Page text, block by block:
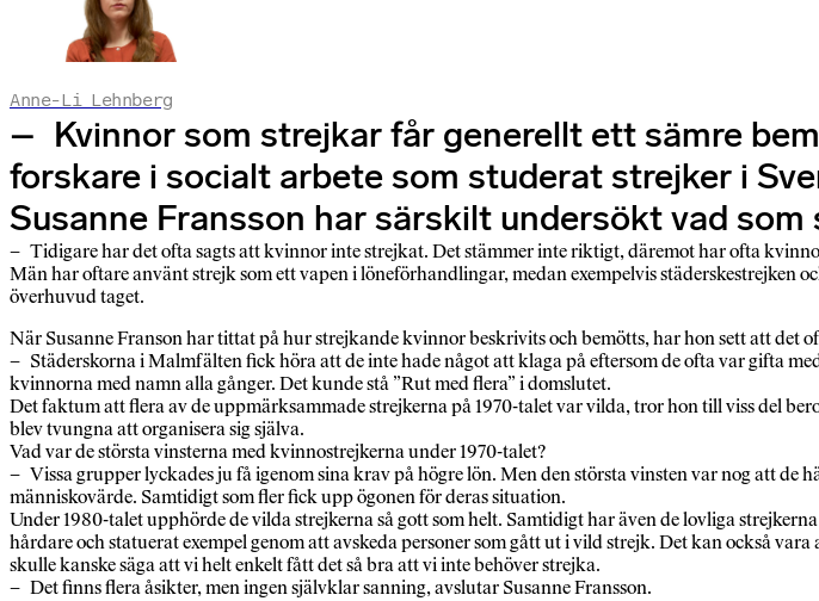
Anne-Li Lehnberg
– Kvinnor som strejkar får generellt ett sämre
forskare i socialt arbete som studerat strejker i
Susanne Fransson har särskilt undersökt vad
– Tidigare har det ofta sagts att kvinnor inte strejkat. Det stämmer inte riktigt, däremot har ofta
Män har oftare använt strejk som ett vapen i löneförhandlingar, medan exempelvis
överhuvud taget.
När Susanne Franson har tittat på hur strejkande kvinnor beskrivits och bemötts, har hon sett att det
– Städerskorna i Malmfälten fick höra att de inte hade något att klaga på eftersom de ofta var gifta
kvinnorna med namn alla gånger. Det kunde stå ”Rut med flera” i domslutet.
Det faktum att flera av de uppmärksammade strejkerna på 1970-talet var vilda, tror hon till viss del
blev tvungna att organisera sig själva.
Vad var de största vinsterna med kvinnostrejkerna under 1970-talet?
– Vissa grupper lyckades ju få igenom sina krav på högre lön. Men den största vinsten var nog att
människovärde. Samtidigt som fler fick upp ögonen för deras situation.
Under 1980-talet upphörde de vilda strejkerna så gott som helt. Samtidigt har även de lovliga
hårdare och statuerat exempel genom att avskeda personer som gått ut i vild strejk. Det kan också
skulle kanske säga att vi helt enkelt fått det så bra att vi inte behöver strejka.
– Det finns flera åsikter, men ingen självklar sanning, avslutar Susanne Fransson.